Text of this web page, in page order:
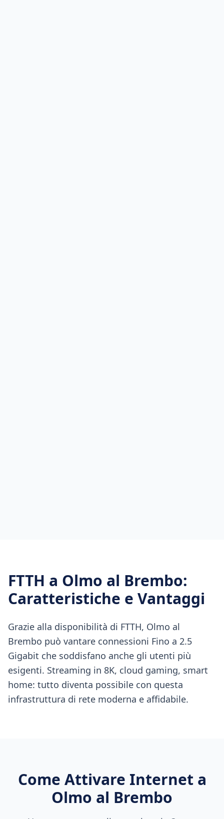
FTTH a Olmo al Brembo:
Caratteristiche e Vantaggi
Grazie alla disponibilità di FTTH, Olmo al
Brembo può vantare connessioni Fino a 2.5
Gigabit che soddisfano anche gli utenti più
esigenti. Streaming in 8K, cloud gaming, smart
home: tutto diventa possibile con questa
infrastruttura di rete moderna e affidabile.
Come Attivare Internet a
Olmo al Brembo